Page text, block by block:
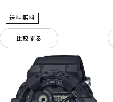
比較する